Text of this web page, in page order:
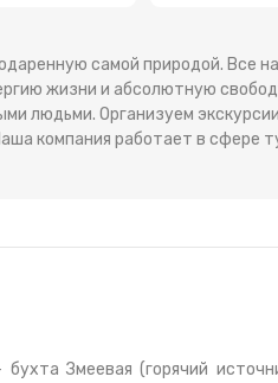
самой природой. Все
жизни и абсолютную
людьми. Организуем
компания работает в сфере
Змеевая (горячий